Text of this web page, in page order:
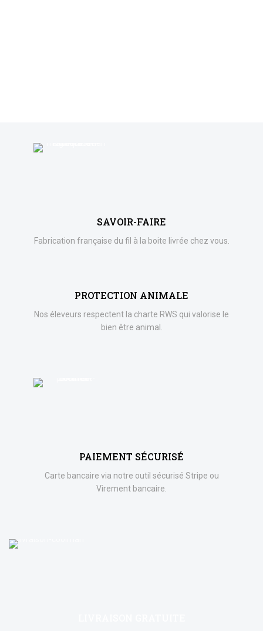
SAVOIR-FAIRE
Fabrication française du fil à la boite livrée chez vous.
PROTECTION ANIMALE
Nos éleveurs respectent la charte RWS qui valorise le
bien être animal.
PAIEMENT SÉCURISÉ
Carte bancaire via notre outil sécurisé Stripe ou
Virement bancaire.